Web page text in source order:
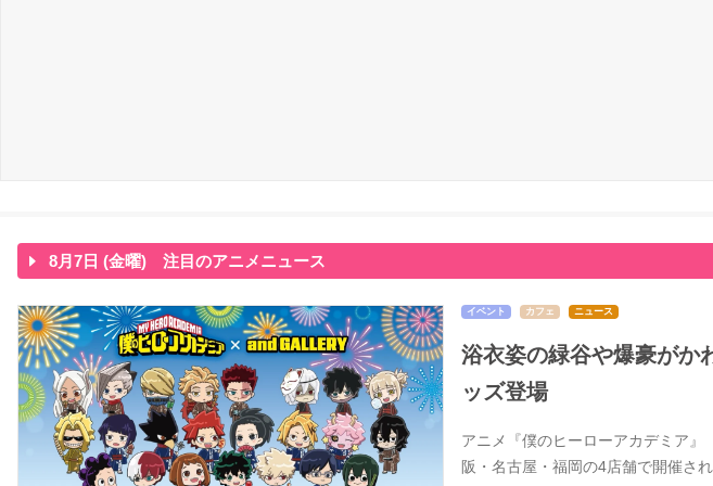
8月7日 (金曜) 注目のアニメニュース
イベント カフェ ニュース
浴衣姿の緑谷や爆豪がか
ッズ登場
アニメ『僕のヒーローアカデミア
阪・名古屋・福岡の4店舗で開催さ